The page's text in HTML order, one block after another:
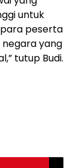
untuk
peserta
yang
tutup Budi.